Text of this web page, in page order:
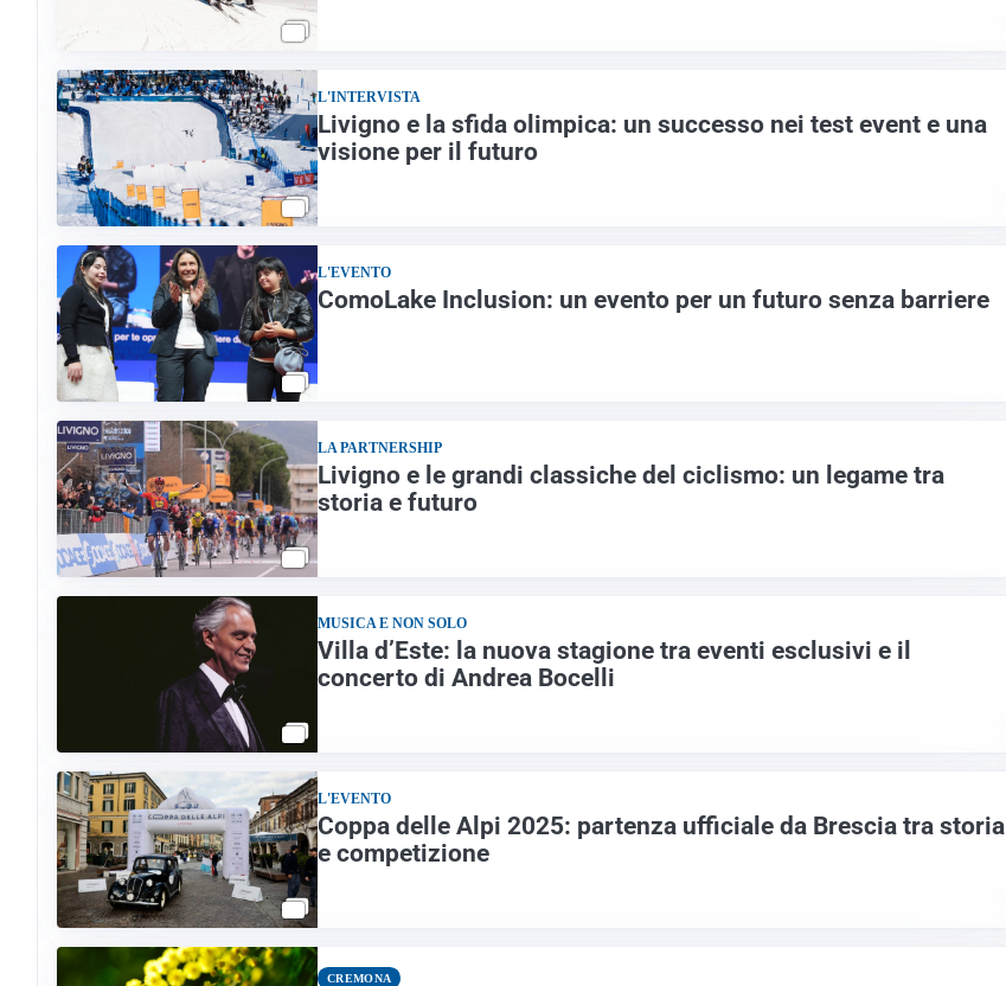
L'INTERVISTA
Livigno e la sfida olimpica: un successo nei test event e una
visione per il futuro
L'EVENTO
ComoLake Inclusion: un evento per un futuro senza barriere
LA PARTNERSHIP
Livigno e le grandi classiche del ciclismo: un legame tra
storia e futuro
MUSICA E NON SOLO
Villa d’Este: la nuova stagione tra eventi esclusivi e il
concerto di Andrea Bocelli
L'EVENTO
Coppa delle Alpi 2025: partenza ufficiale da Brescia tra storia
e competizione
CREMONA